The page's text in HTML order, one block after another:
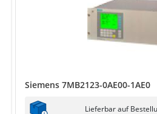
Siemens 7MB2123-0AE00-1AE0
Lieferbar auf